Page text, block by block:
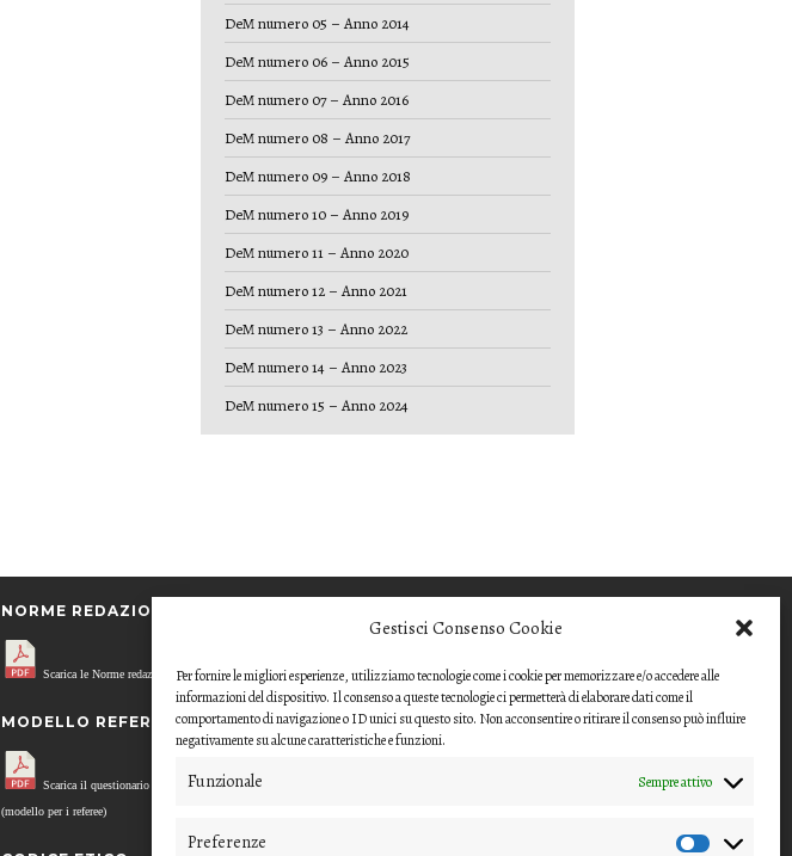
Gestisci Consenso Cookie
Per fornire le migliori esperienze, utilizziamo tecnologie come i cookie per memorizzare e/o accedere alle
informazioni del dispositivo. Il consenso a queste tecnologie ci permetterà di elaborare dati come il
comportamento di navigazione o ID unici su questo sito. Non acconsentire o ritirare il consenso può influire
negativamente su alcune caratteristiche e funzioni.
Funzionale Sempre attivo
Preferenze
DeM numero 05 – Anno 2014
DeM numero 06 – Anno 2015
DeM numero 07 – Anno 2016
DeM numero 08 – Anno 2017
DeM numero 09 – Anno 2018
DeM numero 10 – Anno 2019
DeM numero 11 – Anno 2020
DeM numero 12 – Anno 2021
DeM numero 13 – Anno 2022
DeM numero 14 – Anno 2023
DeM numero 15 – Anno 2024
NORME REDAZIONALI
Scarica le Norme redazionali.
MODELLO REFEREE
Scarica il questionario di valutazione
(modello per i referee)
CONTRIBUTO
Gli articoli o i contributi da proporre devono
essere inviati ai